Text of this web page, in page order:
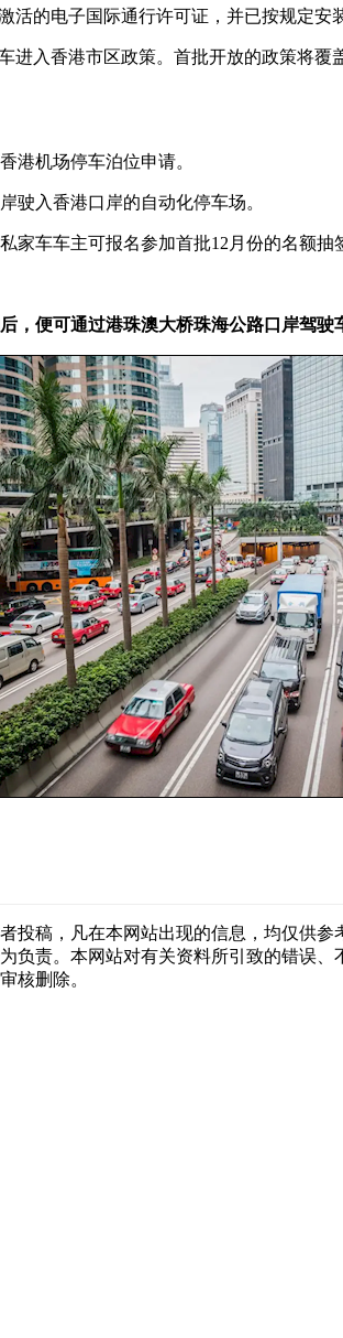
的电子国际通行许可证，并已按规定安
进入香港市区政策。首批开放的政策将
港机场停车泊位申请。
驶入香港口岸的自动化停车场。
家车车主可报名参加首批12月份的名额
，便可通过港珠澳大桥珠海公路口岸驾驶
投稿，凡在本网站出现的信息，均仅供
负责。本网站对有关资料所引致的错误
核删除。